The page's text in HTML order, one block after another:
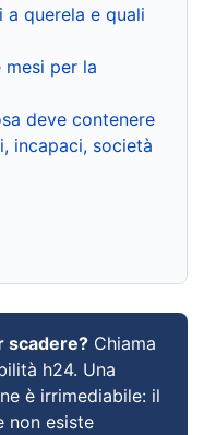
querela e quali
per la
deve contenere
incapaci, società
scadere? Chiama
h24. Una
è irrimediabile: il
non esiste